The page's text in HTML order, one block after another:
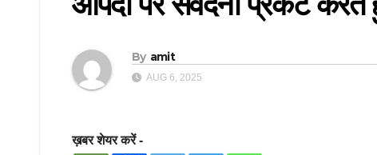
By amit
AUG 6, 2025
ख़बर शेयर करें -